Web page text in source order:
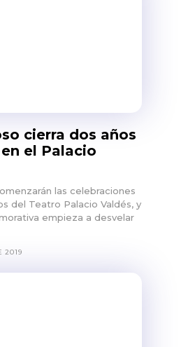
cierra dos años
el Palacio
las celebraciones
del Teatro Palacio Valdés, y
empieza a desvelar
2019